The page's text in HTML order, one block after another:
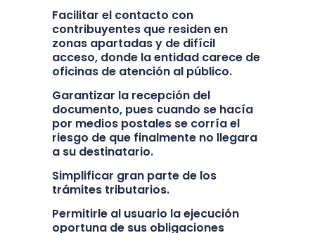
Facilitar el contacto con
contribuyentes que residen en
zonas apartadas y de difícil
acceso, donde la entidad carece de
oficinas de atención al público.
Garantizar la recepción del
documento, pues cuando se hacía
por medios postales se corría el
riesgo de que finalmente no llegara
a su destinatario.
Simplificar gran parte de los
trámites tributarios.
Permitirle al usuario la ejecución
oportuna de sus obligaciones